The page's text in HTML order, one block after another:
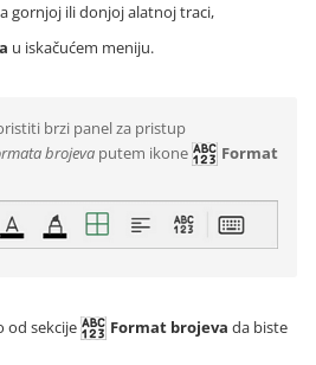
gornjoj ili donjoj alatnoj traci,
u iskačućem meniju.
brzi panel za pristup
brojeva putem ikone
Format
od sekcije Format brojeva da biste